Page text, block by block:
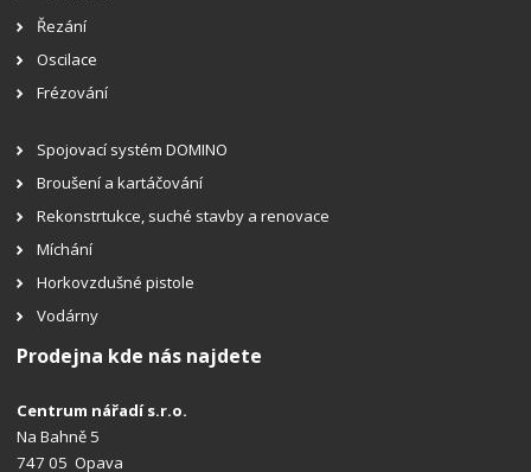
Řezání
Oscilace
Frézování
Spojovací systém DOMINO
Broušení a kartáčování
Rekonstrtukce, suché stavby a renovace
Míchání
Horkovzdušné pistole
Vodárny
Prodejna kde nás najdete
Centrum nářadí s.r.o.
Na Bahně 5
747 05 Opava